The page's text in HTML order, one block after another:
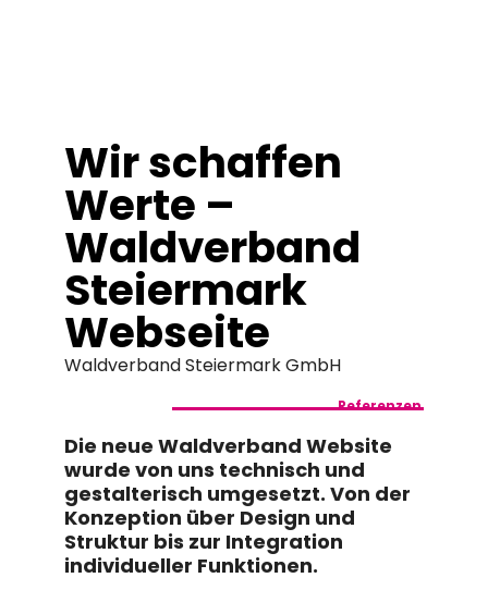
Wir schaffen
Werte –
Waldverband
Steiermark
Webseite
Waldverband Steiermark GmbH
Referenzen
Die neue Waldverband Website
wurde von uns technisch und
gestalterisch umgesetzt. Von der
Konzeption über Design und
Struktur bis zur Integration
individueller Funktionen.